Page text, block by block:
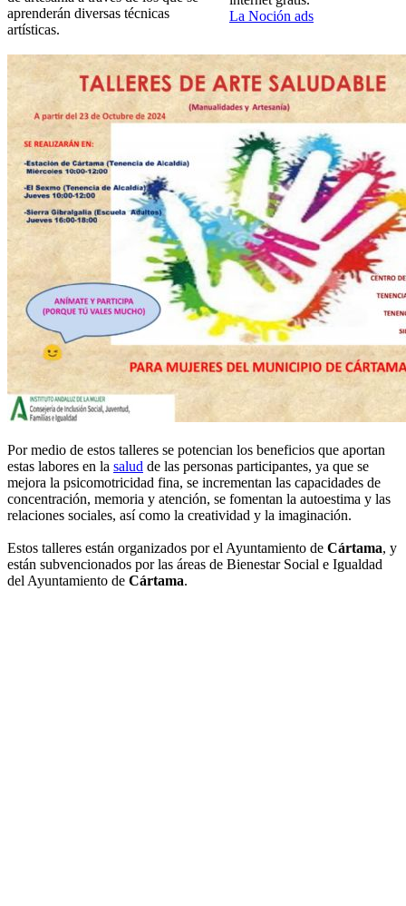
La Noción ads
aprenderán diversas técnicas
artísticas.
Por medio de estos talleres se potencian los beneficios que aportan
estas labores en la salud de las personas participantes, ya que se
mejora la psicomotricidad fina, se incrementan las capacidades de
concentración, memoria y atención, se fomentan la autoestima y las
relaciones sociales, así como la creatividad y la imaginación.
Estos talleres están organizados por el Ayuntamiento de Cártama, y
están subvencionados por las áreas de Bienestar Social e Igualdad
del Ayuntamiento de Cártama.